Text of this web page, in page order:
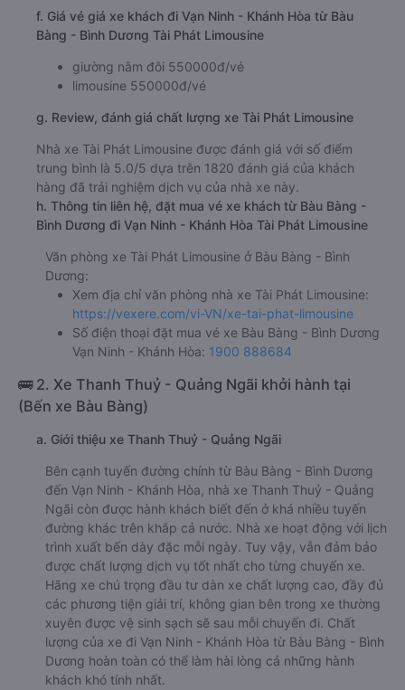
f. Giá vé giá xe khách đi Vạn Ninh - Khánh Hòa từ Bàu
Bàng - Bình Dương Tài Phát Limousine
giường nằm đôi 550000đ/vé
limousine 550000đ/vé
g. Review, đánh giá chất lượng xe Tài Phát Limousine
Nhà xe Tài Phát Limousine được đánh giá với số điểm
trung bình là 5.0/5 dựa trên 1820 đánh giá của khách
hàng đã trải nghiệm dịch vụ của nhà xe này.
h. Thông tin liên hệ, đặt mua vé xe khách từ Bàu Bàng -
Bình Dương đi Vạn Ninh - Khánh Hòa Tài Phát Limousine
Văn phòng xe Tài Phát Limousine ở Bàu Bàng - Bình
Dương:
Xem địa chỉ văn phòng nhà xe Tài Phát Limousine:
https://vexere.com/vi-VN/xe-tai-phat-limousine
Số điện thoại đặt mua vé xe Bàu Bàng - Bình Dương
Vạn Ninh - Khánh Hòa: 1900 888684
🚌 2. Xe Thanh Thuỷ - Quảng Ngãi khởi hành tại
(Bến xe Bàu Bàng)
a. Giới thiệu xe Thanh Thuỷ - Quảng Ngãi
Bên cạnh tuyến đường chính từ Bàu Bàng - Bình Dương
đến Vạn Ninh - Khánh Hòa, nhà xe Thanh Thuỷ - Quảng
Ngãi còn được hành khách biết đến ở khá nhiều tuyến
đường khác trên khắp cả nước. Nhà xe hoạt động với lịch
trình xuất bến dày đặc mỗi ngày. Tuy vậy, vẫn đảm bảo
được chất lượng dịch vụ tốt nhất cho từng chuyến xe.
Hãng xe chú trọng đầu tư dàn xe chất lượng cao, đầy đủ
các phương tiện giải trí, không gian bên trong xe thường
xuyên được vệ sinh sạch sẽ sau mỗi chuyến đi. Chất
lượng của xe đi Vạn Ninh - Khánh Hòa từ Bàu Bàng - Bình
Dương hoàn toàn có thể làm hài lòng cả những hành
khách khó tính nhất.